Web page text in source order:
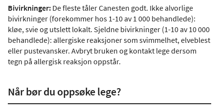
Bivirkninger: De fleste tåler Canesten godt. Ikke alvorlige
bivirkninger (forekommer hos 1-10 av 1 000 behandlede):
kløe, svie og utslett lokalt. Sjeldne bivirkninger (1-10 av 10 000
behandlede): allergiske reaksjoner som svimmelhet, elveblest
eller pustevansker. Avbryt bruken og kontakt lege dersom
tegn på allergisk reaksjon oppstår.
Når bør du oppsøke lege?